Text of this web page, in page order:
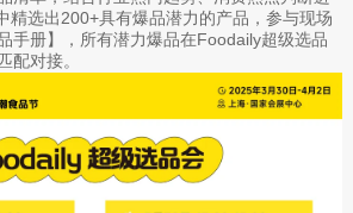
精选出200+具有爆品潜力的产品，参与现场
手册】，所有潜力爆品在Foodaily超级选品
配对接。